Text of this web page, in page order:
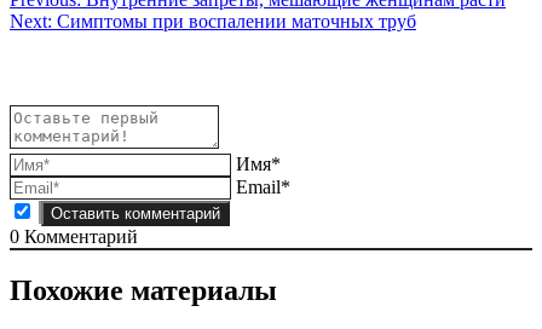
по
Next: Симптомы при воспалении маточных труб
Имя*
Email*
0 Комментарий
Похожие материалы